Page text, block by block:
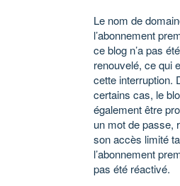
Le nom de
l’abonnement
ce blog n’a pas été
renouvelé, ce qui
cette interruption.
certains cas, le
également être
un mot de passe,
son accès limité
l’abonnement
pas été réactivé.